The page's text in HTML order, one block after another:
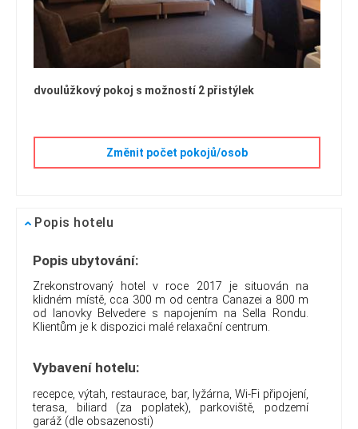
dvoulůžkový pokoj s možností 2 přistýlek
Změnit počet pokojů/osob
Popis hotelu
Popis ubytování:
Zrekonstrovaný hotel v roce 2017 je situován na
klidném místě, cca 300 m od centra Canazei a 800 m
od lanovky Belvedere s napojením na Sella Rondu.
Klientům je k dispozici malé relaxační centrum.
Vybavení hotelu:
recepce, výtah, restaurace, bar, lyžárna, Wi-Fi připojení,
terasa, biliard (za poplatek), parkoviště, podzemí
garáž (dle obsazenosti)